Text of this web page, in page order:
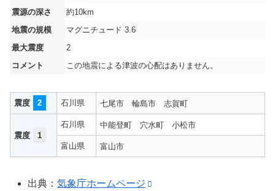
震源の深さ
約10km
地震の規模
マグニチュード 3.6
最大震度
2
コメント
この地震による津波の心配はありません。
震度 2 石川県 七尾市 輪島市 志賀町
震度 1
石川県 中能登町 穴水町 小松市
富山県 富山市
出典：気象庁ホームページ